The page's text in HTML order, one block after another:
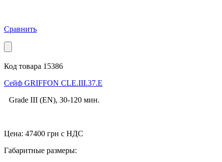
Сравнить
Код товара 15386
Cейф GRIFFON CLE.III.37.E
Grade III (EN), 30-120 мин.
Цена: 47400 грн с НДС
Габаритные размеры: